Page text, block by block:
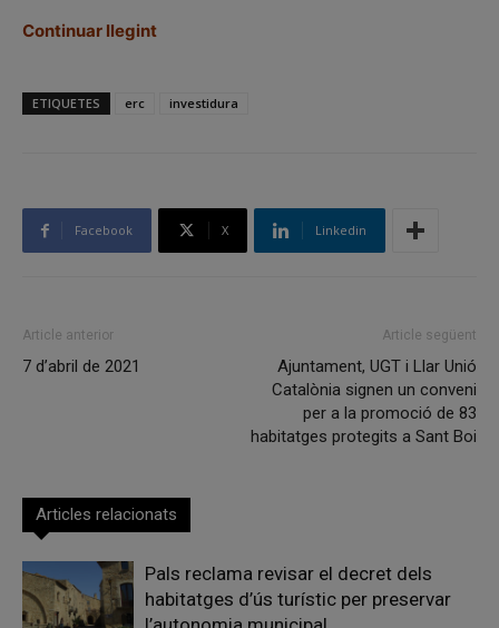
Continuar llegint
ETIQUETES erc investidura
Facebook X Linkedin
Article anterior
7 d’abril de 2021
Article següent
Ajuntament, UGT i Llar Unió
Catalònia signen un conveni
per a la promoció de 83
habitatges protegits a Sant Boi
Articles relacionats
Pals reclama revisar el decret dels
habitatges d’ús turístic per preservar